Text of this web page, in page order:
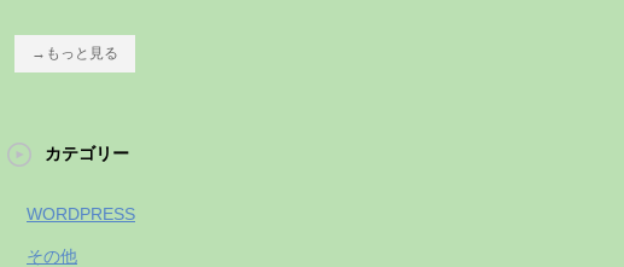
→もっと見る
カテゴリー
WORDPRESS
その他